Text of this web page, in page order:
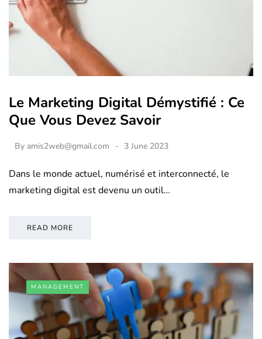
Le Marketing Digital Démystifié : Ce
Que Vous Devez Savoir
By amis2web@gmail.com 3 June 2023
Dans le monde actuel, numérisé et interconnecté, le
marketing digital est devenu un outil…
READ MORE
MANAGEMENT